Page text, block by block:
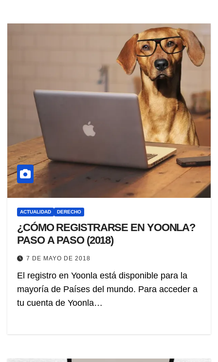
ACTUALIDAD DERECHO
¿CÓMO REGISTRARSE EN YOONLA?
PASO A PASO (2018)
7 DE MAYO DE 2018
El registro en Yoonla está disponible para la
mayoría de Países del mundo. Para acceder a
tu cuenta de Yoonla…